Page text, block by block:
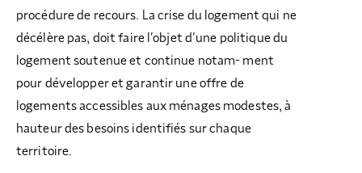
procédure de recours. La crise du logement qui ne
décélère pas, doit faire l’objet d’une politique du
logement soutenue et continue notam- ment
pour développer et garantir une offre de
logements accessibles aux ménages modestes, à
hauteur des besoins identifiés sur chaque
territoire.